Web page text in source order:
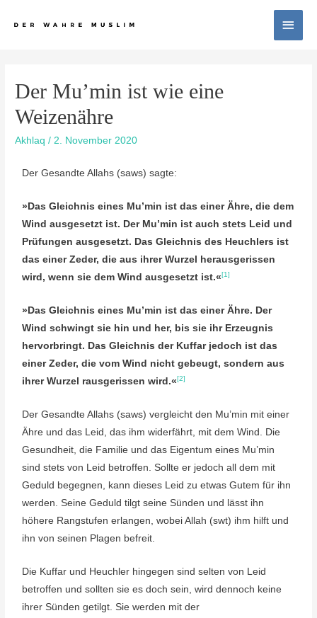
Der Mu’min ist wie eine
Weizenähre
Akhlaq /2. November 2020
Der Gesandte Allahs (saws) sagte:
»Das Gleichnis eines Mu’min ist das einer Ähre, die dem
Wind ausgesetzt ist. Der Mu’min ist auch stets Leid und
Prüfungen ausgesetzt. Das Gleichnis des Heuchlers ist
das einer Zeder, die aus ihrer Wurzel herausgerissen
wird, wenn sie dem Wind ausgesetzt ist.«[1]
»Das Gleichnis eines Mu’min ist das einer Ähre. Der
Wind schwingt sie hin und her, bis sie ihr Erzeugnis
hervorbringt. Das Gleichnis der Kuffar jedoch ist das
einer Zeder, die vom Wind nicht gebeugt, sondern aus
ihrer Wurzel rausgerissen wird.«[2]
Der Gesandte Allahs (saws) vergleicht den Mu’min mit einer
Ähre und das Leid, das ihm widerfährt, mit dem Wind. Die
Gesundheit, die Familie und das Eigentum eines Mu’min
sind stets von Leid betroffen. Sollte er jedoch all dem mit
Geduld begegnen, kann dieses Leid zu etwas Gutem für ihn
werden. Seine Geduld tilgt seine Sünden und lässt ihn
höhere Rangstufen erlangen, wobei Allah (swt) ihm hilft und
ihn von seinen Plagen befreit.
Die Kuffar und Heuchler hingegen sind selten von Leid
betroffen und sollten sie es doch sein, wird dennoch keine
ihrer Sünden getilgt. Sie werden mit der